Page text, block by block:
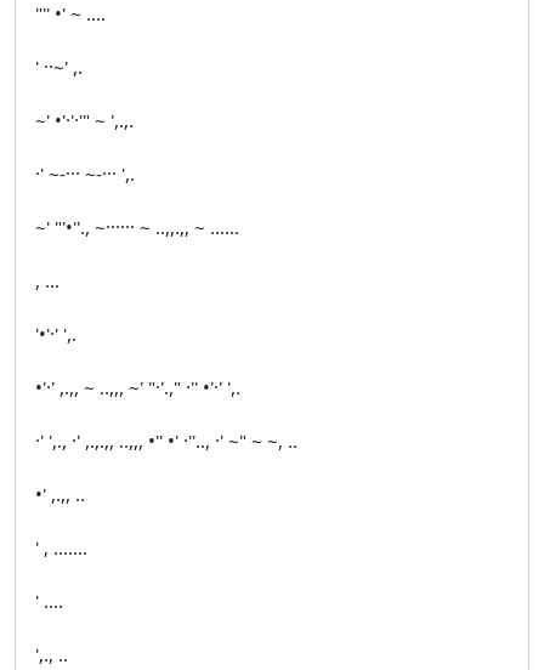
"'' •' ~ ....
' ··~' ,.
~' •'·'·'" ~ ',.,.
·' ~-··· ~-··· ',.
~' "'•''., ~······ ~ ..,,.,, ~ ......
, ...
'•'·' ',.
•'·' ,.,, ~ ..,,, ~' "·'.," ·'' •'·' ',.
·' ',., ·' ,.,.,, ..,,, •'' •' ·''.., ·' ~" ~ ~, ..
•' ,.,, ..
' , .......
' ....
',., ..